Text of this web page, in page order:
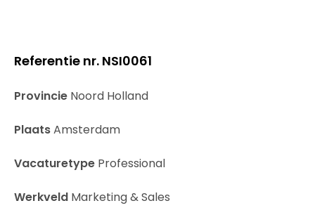
Referentie nr. NSI0061
Provincie Noord Holland
PlaatsAmsterdam
Vacaturetype Professional
Werkveld Marketing & Sales